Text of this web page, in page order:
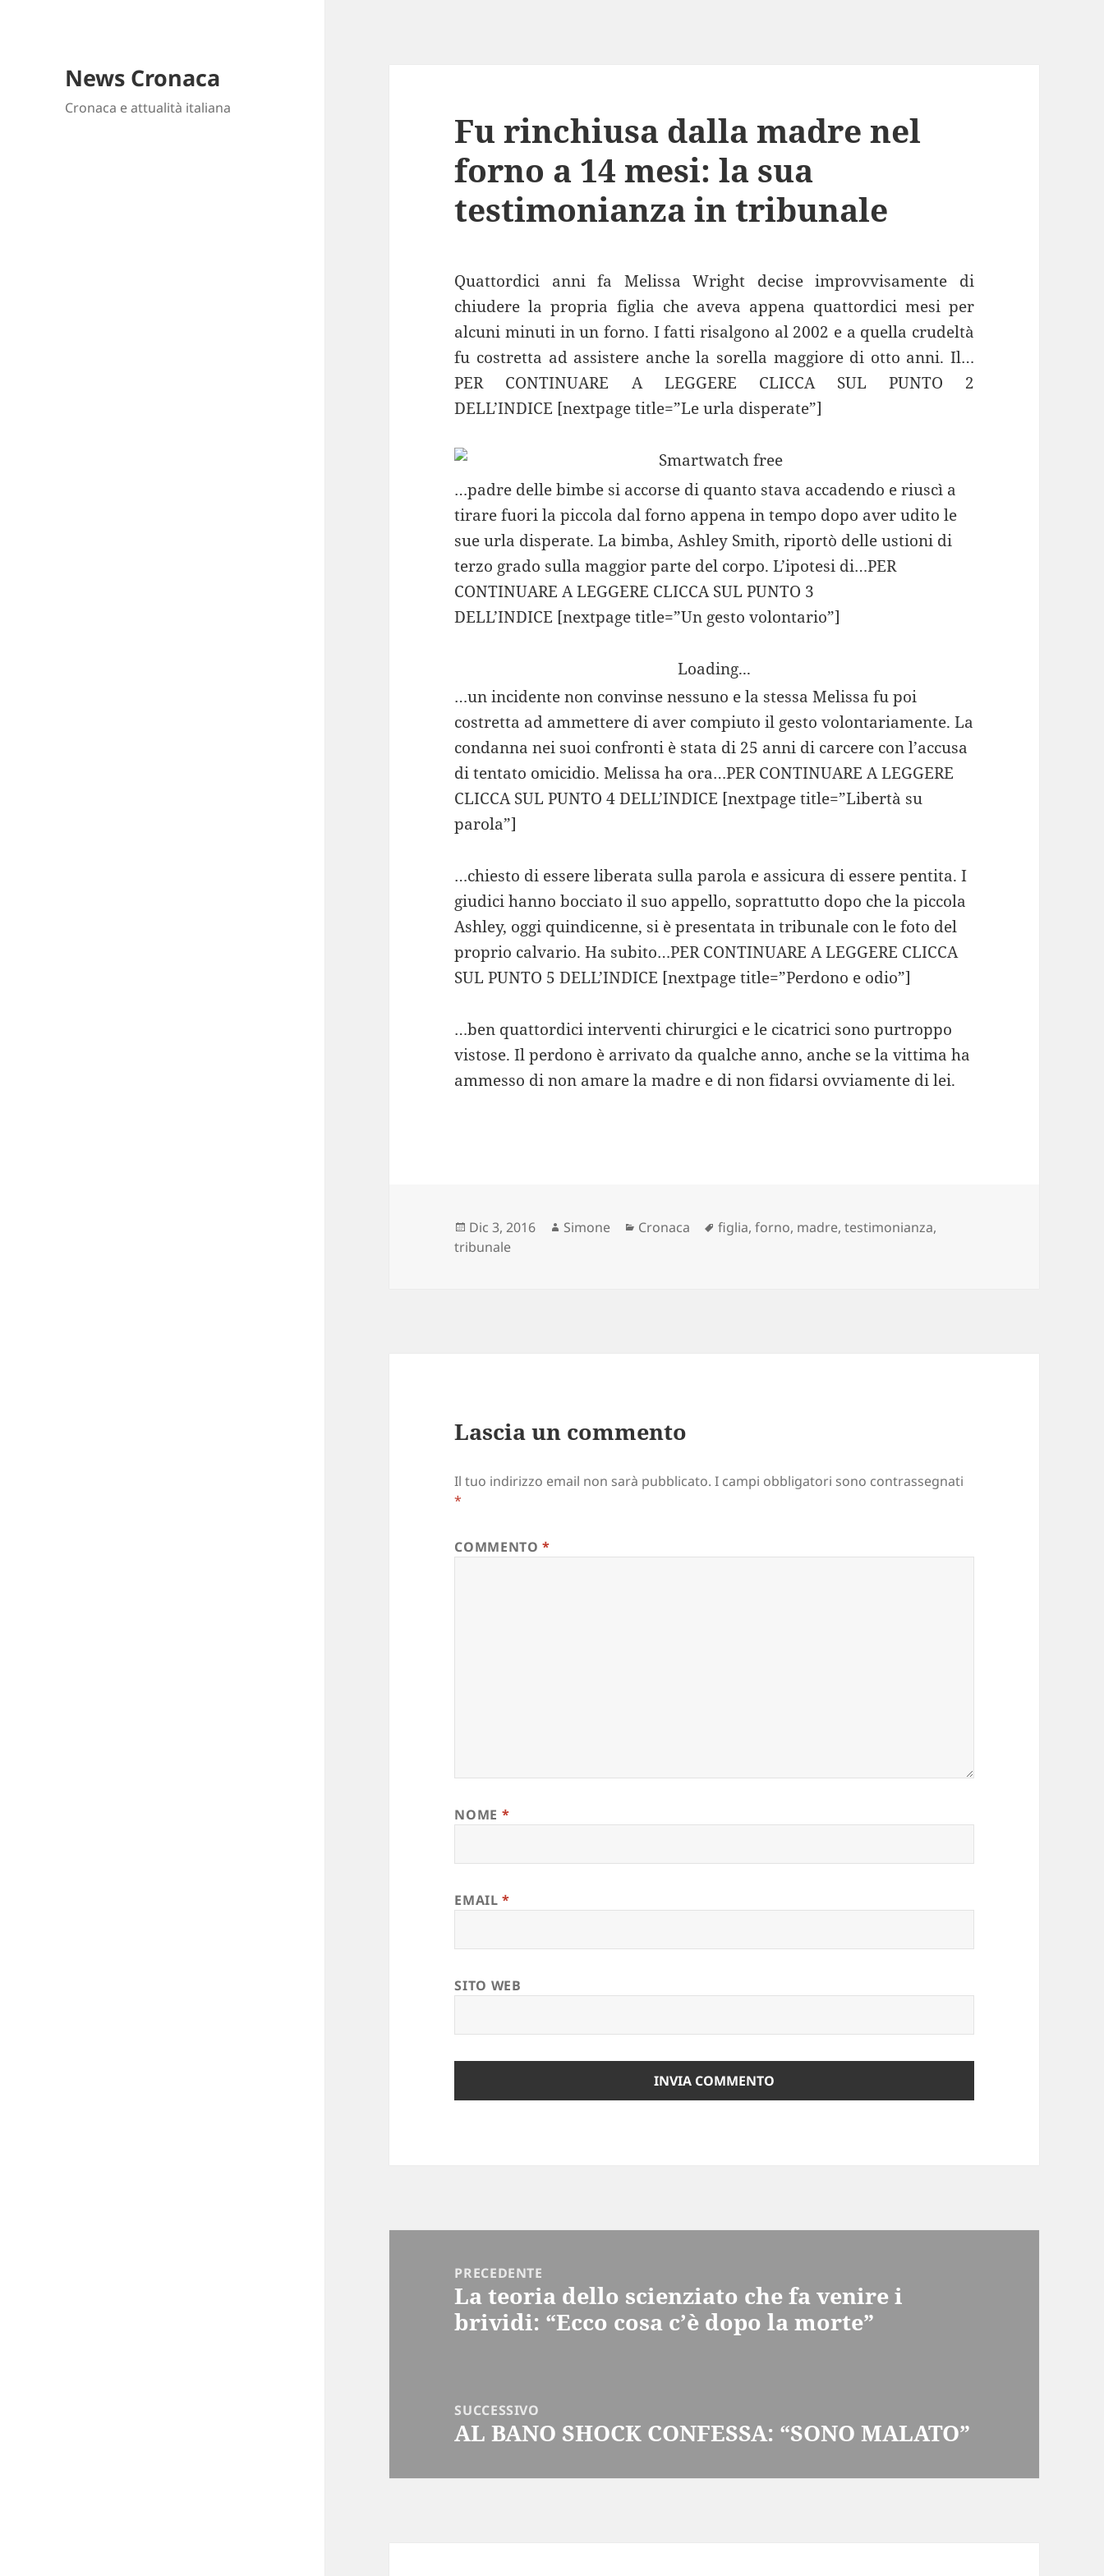
News Cronaca
Cronaca e attualità italiana
Fu rinchiusa dalla madre nel
forno a 14 mesi: la sua
testimonianza in tribunale
Quattordici anni fa Melissa Wright decise improvvisamente di
chiudere la propria figlia che aveva appena quattordici mesi per
alcuni minuti in un forno. I fatti risalgono al 2002 e a quella crudeltà
fu costretta ad assistere anche la sorella maggiore di otto anni. Il…
PER CONTINUARE A LEGGERE CLICCA SUL PUNTO 2
DELL’INDICE [nextpage title=”Le urla disperate”]
…padre delle bimbe si accorse di quanto stava accadendo e riuscì a
tirare fuori la piccola dal forno appena in tempo dopo aver udito le
sue urla disperate. La bimba, Ashley Smith, riportò delle ustioni di
terzo grado sulla maggior parte del corpo. L’ipotesi di…PER
CONTINUARE A LEGGERE CLICCA SUL PUNTO 3
DELL’INDICE [nextpage title=”Un gesto volontario”]
Loading...
…un incidente non convinse nessuno e la stessa Melissa fu poi
costretta ad ammettere di aver compiuto il gesto volontariamente. La
condanna nei suoi confronti è stata di 25 anni di carcere con l’accusa
di tentato omicidio. Melissa ha ora…PER CONTINUARE A LEGGERE
CLICCA SUL PUNTO 4 DELL’INDICE [nextpage title=”Libertà su
parola”]
…chiesto di essere liberata sulla parola e assicura di essere pentita. I
giudici hanno bocciato il suo appello, soprattutto dopo che la piccola
Ashley, oggi quindicenne, si è presentata in tribunale con le foto del
proprio calvario. Ha subito…PER CONTINUARE A LEGGERE CLICCA
SUL PUNTO 5 DELL’INDICE [nextpage title=”Perdono e odio”]
…ben quattordici interventi chirurgici e le cicatrici sono purtroppo
vistose. Il perdono è arrivato da qualche anno, anche se la vittima ha
ammesso di non amare la madre e di non fidarsi ovviamente di lei.
Scritto
il
Dic 3, 2016 Autore
Simone Categorie
Cronaca Tag
figlia,forno, madre,testimonianza,
tribunale
Lascia un commento
Il tuo indirizzo email non sarà pubblicato. I campi obbligatori sono contrassegnati
*
COMMENTO*
NOME *
EMAIL*
SITO WEB
PRECEDENTE
Articolo
precedente:
La teoria dello scienziato che fa venire i
brividi: “Ecco cosa c’è dopo la morte”
SUCCESSIVO
Articolo
AL BANO SHOCK CONFESSA: “SONO MALATO”